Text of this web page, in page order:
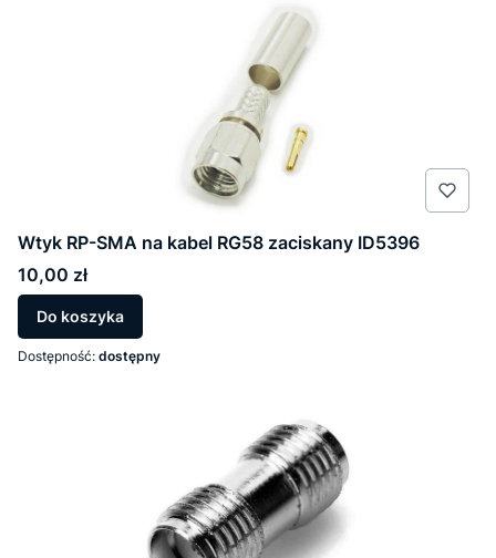
Wtyk RP-SMA na kabel RG58 zaciskany ID5396
Cena
10,00 zł
Do koszyka
Dostępność: dostępny